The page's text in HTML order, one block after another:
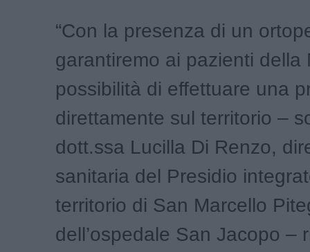
“Con la presenza di un
garantiremo ai pazienti della
possibilità di effettuare una
direttamente sul territorio –
dott.ssa Lucilla Di Renzo,
sanitaria del Presidio
territorio di San Marcello
dell’ospedale San Jacopo –